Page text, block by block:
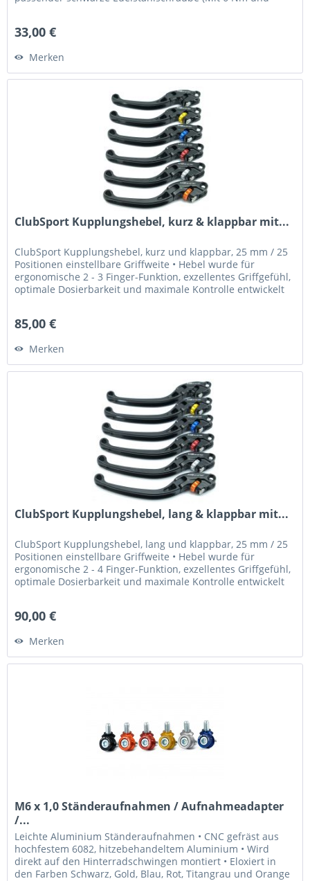
33,00 €
Merken
ClubSport Kupplungshebel, kurz & klappbar mit...
ClubSport Kupplungshebel, kurz und klappbar, 25 mm / 25
Positionen einstellbare Griffweite • Hebel wurde für
ergonomische 2 - 3 Finger-Funktion, exzellentes Griffgefühl,
optimale Dosierbarkeit und maximale Kontrolle entwickelt
85,00 €
Merken
ClubSport Kupplungshebel, lang & klappbar mit...
ClubSport Kupplungshebel, lang und klappbar, 25 mm / 25
Positionen einstellbare Griffweite • Hebel wurde für
ergonomische 2 - 4 Finger-Funktion, exzellentes Griffgefühl,
optimale Dosierbarkeit und maximale Kontrolle entwickelt
90,00 €
Merken
M6 x 1,0 Ständeraufnahmen / Aufnahmeadapter
/...
Leichte Aluminium Ständeraufnahmen • CNC gefräst aus
hochfestem 6082, hitzebehandeltem Aluminium • Wird
direkt auf den Hinterradschwingen montiert • Eloxiert in
den Farben Schwarz, Gold, Blau, Rot, Titangrau und Orange